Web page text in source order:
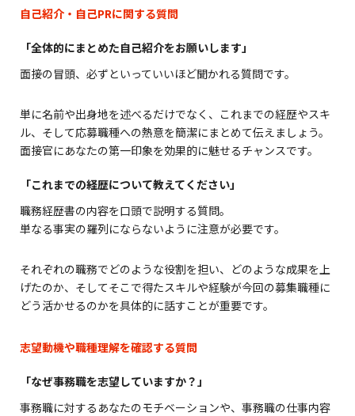
自己紹介・自己PRに関する質問
「全体的にまとめた自己紹介をお願いします」
面接の冒頭、必ずといっていいほど聞かれる質問です。
単に名前や出身地を述べるだけでなく、これまでの経歴やスキ
ル、そして応募職種への熱意を簡潔にまとめて伝えましょう。
面接官にあなたの第一印象を効果的に魅せるチャンスです。
「これまでの経歴について教えてください」
職務経歴書の内容を口頭で説明する質問。
単なる事実の羅列にならないように注意が必要です。
それぞれの職務でどのような役割を担い、どのような成果を上
げたのか、そしてそこで得たスキルや経験が今回の募集職種に
どう活かせるのかを具体的に話すことが重要です。
志望動機や職種理解を確認する質問
「なぜ事務職を志望していますか？」
事務職に対するあなたのモチベーションや、事務職の仕事内容